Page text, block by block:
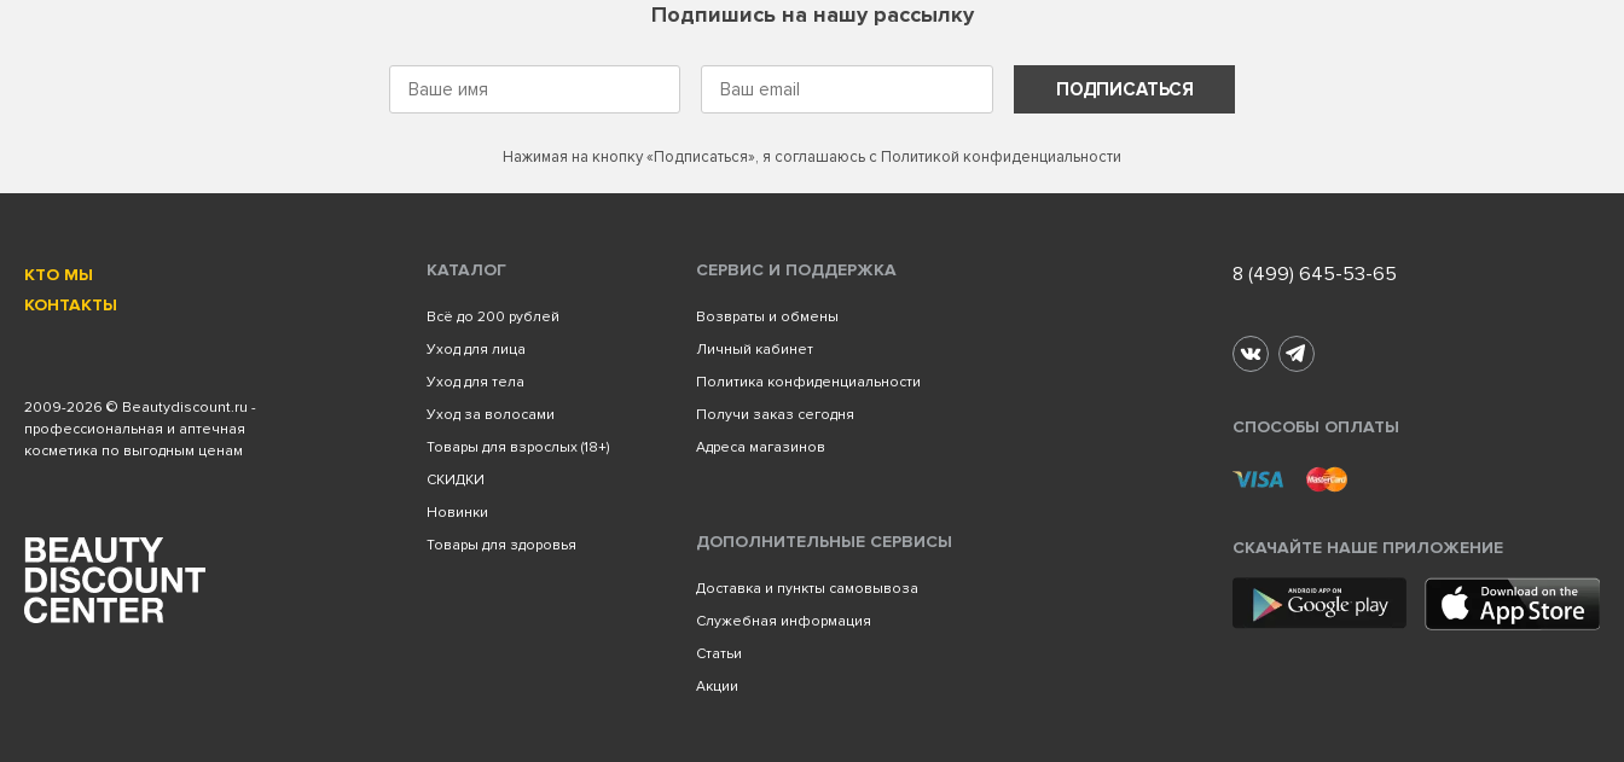
Подпишись на нашу рассылку
ПОДПИСАТЬСЯ
Нажимая на кнопку «Подписаться», я соглашаюсь с Политикой конфиденциальности
КТО МЫ
КОНТАКТЫ
2009-2026 © Beautydiscount.ru -
профессиональная и аптечная
косметика по выгодным ценам
КАТАЛОГ
Всё до 200 рублей
Уход для лица
Уход для тела
Уход за волосами
Товары для взрослых (18+)
СКИДКИ
Новинки
Товары для здоровья
СЕРВИС И ПОДДЕРЖКА
Возвраты и обмены
Личный кабинет
Политика конфиденциальности
Получи заказ сегодня
Адреса магазинов
ДОПОЛНИТЕЛЬНЫЕ СЕРВИСЫ
Доставка и пункты самовывоза
Служебная информация
Статьи
Акции
8 (499) 645-53-65
СПОСОБЫ ОПЛАТЫ
СКАЧАЙТЕ НАШЕ ПРИЛОЖЕНИЕ